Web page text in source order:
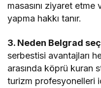
masasını ziyaret
yapma hakkı tanır.
3. Neden Belgrad
serbestisi avantajları
arasında köprü kuran
turizm profesyonelleri